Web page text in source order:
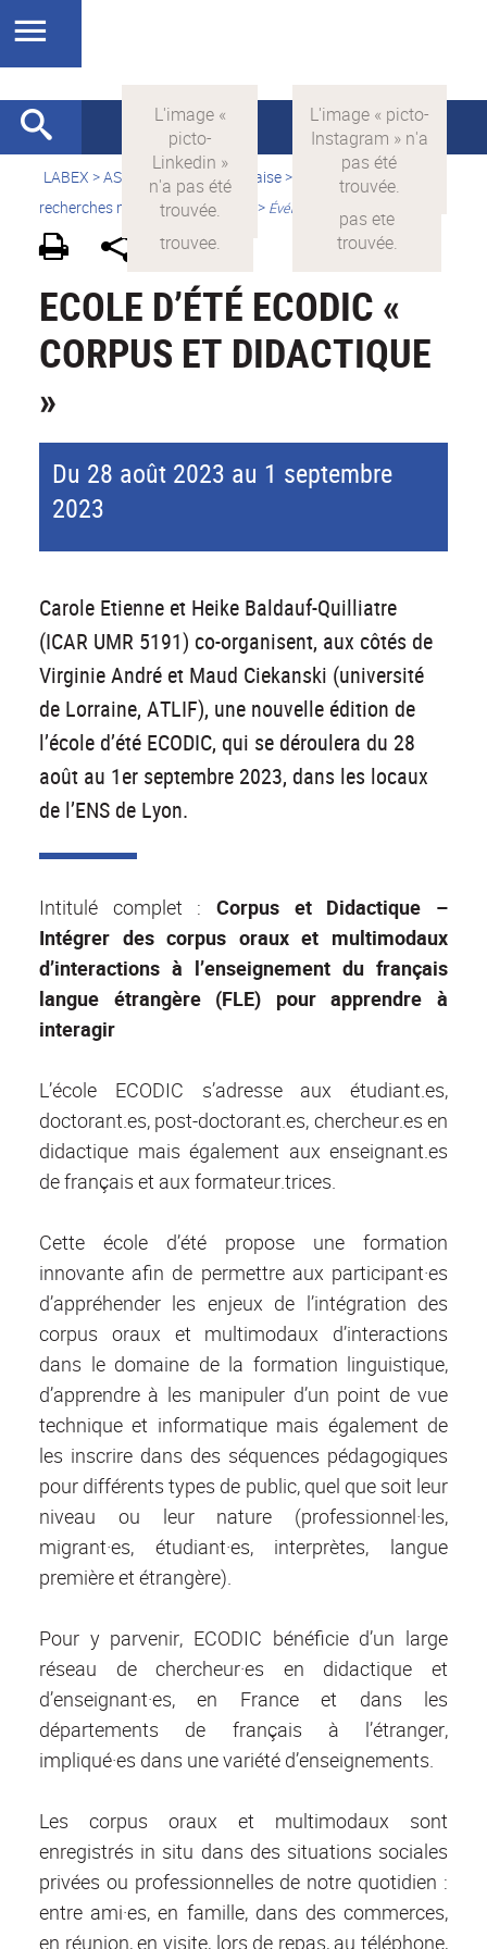
LABEX >ASLAN > Version française>
Quelles sont les
recherches menées par ASLAN ?
> Événements scientifiques
ECOLE D’ÉTÉ ECODIC «
CORPUS ET DIDACTIQUE
»
Du 28 août 2023 au 1 septembre
2023
Carole Etienne et Heike Baldauf-Quilliatre
(ICAR UMR 5191) co-organisent, aux côtés de
Virginie André et Maud Ciekanski (université
de Lorraine, ATLIF), une nouvelle édition de
l’école d’été ECODIC, qui se déroulera du 28
août au 1er septembre 2023, dans les locaux
de l’ENS de Lyon.
Intitulé complet : Corpus et Didactique –
Intégrer des corpus oraux et multimodaux
d’interactions à l’enseignement du français
langue étrangère (FLE) pour apprendre à
interagir
L’école ECODIC s’adresse aux étudiant.es,
doctorant.es, post-doctorant.es, chercheur.es en
didactique mais également aux enseignant.es
de français et aux formateur.trices.
Cette école d’été propose une formation
innovante afin de permettre aux participant·es
d’appréhender les enjeux de l’intégration des
corpus oraux et multimodaux d’interactions
dans le domaine de la formation linguistique,
d’apprendre à les manipuler d’un point de vue
technique et informatique mais également de
les inscrire dans des séquences pédagogiques
pour différents types de public, quel que soit leur
niveau ou leur nature (professionnel·les,
migrant·es, étudiant·es, interprètes, langue
première et étrangère).
Pour y parvenir, ECODIC bénéficie d’un large
réseau de chercheur·es en didactique et
d’enseignant·es, en France et dans les
départements de français à l’étranger,
impliqué·es dans une variété d’enseignements.
Les corpus oraux et multimodaux sont
enregistrés in situ dans des situations sociales
privées ou professionnelles de notre quotidien :
entre ami·es, en famille, dans des commerces,
en réunion, en visite, lors de repas, au téléphone,